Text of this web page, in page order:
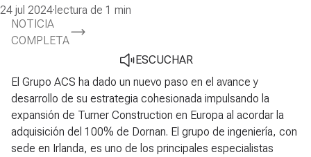
24 jul 2024· lectura de 1 min
NOTICIA
COMPLETA
ESCUCHAR
El Grupo ACS ha dado un nuevo paso en el avance y
desarrollo de su estrategia cohesionada impulsando la
expansión de Turner Construction en Europa al acordar la
adquisición del 100% de Dornan. El grupo de ingeniería, con
sede en Irlanda, es uno de los principales especialistas